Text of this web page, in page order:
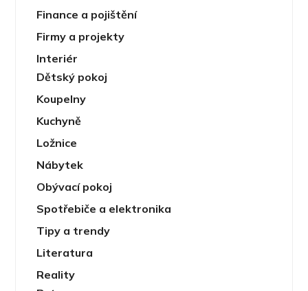
Finance a pojištění
Firmy a projekty
Interiér
Dětský pokoj
Koupelny
Kuchyně
Ložnice
Nábytek
Obývací pokoj
Spotřebiče a elektronika
Tipy a trendy
Literatura
Reality